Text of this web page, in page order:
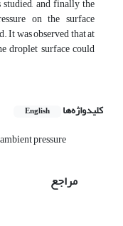
and finally the
on the surface
It was observed that at
droplet surface could
کلیدواژه‌ها English
pressure
مراجع